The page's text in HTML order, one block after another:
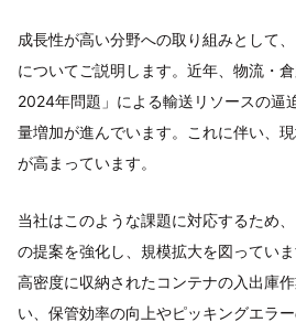
成長性が高い分野への取り組みとして
についてご説明します。近年、物流・
2024年問題」による輸送リソースの逼
量増加が進んでいます。これに伴い、
が高まっています。
当社はこのような課題に対応するため
の提案を強化し、規模拡大を図っていま
高密度に収納されたコンテナの入出庫
い、保管効率の向上やピッキングエラ